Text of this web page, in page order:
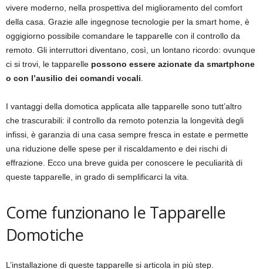
vivere moderno, nella prospettiva del miglioramento del comfort
della casa. Grazie alle ingegnose tecnologie per la smart home, è
oggigiorno possibile comandare le tapparelle con il controllo da
remoto. Gli interruttori diventano, così, un lontano ricordo: ovunque
ci si trovi, le tapparelle possono essere azionate da smartphone
o con l’ausilio dei comandi vocali
I vantaggi della domotica applicata alle tapparelle sono tutt’altro
che trascurabili: il controllo da remoto potenzia la longevità degli
infissi, è garanzia di una casa sempre fresca in estate e permette
una riduzione delle spese per il riscaldamento e dei rischi di
effrazione. Ecco una breve guida per conoscere le peculiarità di
queste tapparelle, in grado di semplificarci la vita.
Come funzionano le Tapparelle
Domotiche
L’installazione di queste tapparelle si articola in più step.